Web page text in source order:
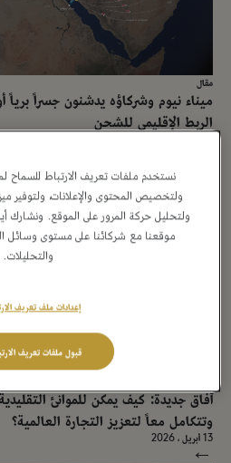
مقال
ميناء نيوم وشركاؤه يدشنون جسراً برياً
الربط الإقليمي للشحن
آفاق جديدة: كيف يمكن للموانئ
وتتكامل معاً لتعزيز التجارة العالمية؟
13 أبريل ، 2026
نستخدم ملفات تعريف الارتباط للسماح
ولتخصيص المحتوى والإعلانات، ولتوفير
ولتحليل حركة المرور على الموقع.
موقعنا مع شركائنا على مستوى وسائل
والتحليلات.
قبول ملفات تعريف
إعدادات ملف تعريف